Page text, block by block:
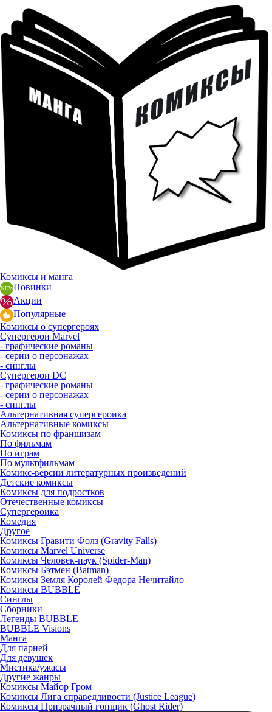
Комиксы и манга
Новинки
Акции
Популярные
Комиксы о супергероях
Супергерои Marvel
- графические романы
- серии о персонажах
- синглы
Супергерои DC
- графические романы
- серии о персонажах
- синглы
Альтернативная супергероика
Альтернативные комиксы
Комиксы по франшизам
По фильмам
По играм
По мультфильмам
Комикс-версии литературных произведений
Детские комиксы
Комиксы для подростков
Отечественные комиксы
Супергероика
Комедия
Другое
Комиксы Гравити Фолз (Gravity Falls)
Комиксы Marvel Universe
Комиксы Человек-паук (Spider-Man)
Комиксы Бэтмен (Batman)
Комиксы Земля Королей Федора Нечитайло
Комиксы BUBBLE
Синглы
Сборники
Легенды BUBBLE
BUBBLE Visions
Манга
Для парней
Для девушек
Мистика/ужасы
Другие жанры
Комиксы Майор Гром
Комиксы Лига справедливости (Justice League)
Комиксы Призрачный гонщик (Ghost Rider)